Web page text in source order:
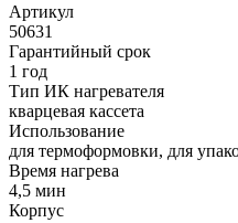
Артикул
50631
Гарантийный срок
1 год
Тип ИК нагревателя
кварцевая кассета
Использование
для термоформовки, для
Время нагрева
4,5 мин
Корпус